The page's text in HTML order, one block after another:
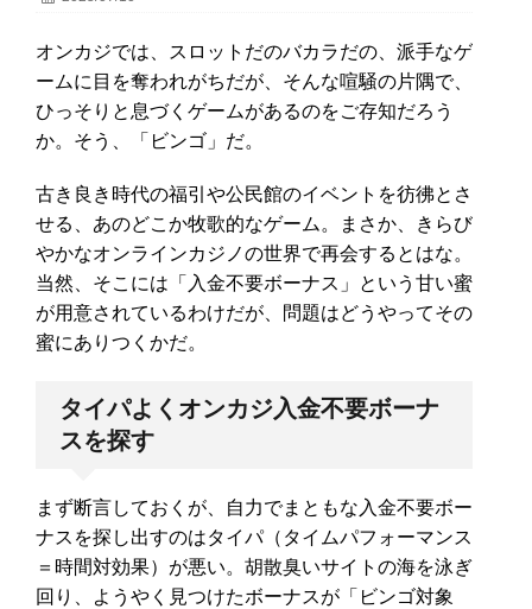
オンカジでは、スロットだのバカラだの、派手なゲ
ームに目を奪われがちだが、そんな喧騒の片隅で、
ひっそりと息づくゲームがあるのをご存知だろう
か。そう、「ビンゴ」だ。
古き良き時代の福引や公民館のイベントを彷彿とさ
せる、あのどこか牧歌的なゲーム。まさか、きらび
やかなオンラインカジノの世界で再会するとはな。
当然、そこには「入金不要ボーナス」という甘い蜜
が用意されているわけだが、問題はどうやってその
蜜にありつくかだ。
タイパよくオンカジ入金不要ボーナ
スを探す
まず断言しておくが、自力でまともな入金不要ボー
ナスを探し出すのはタイパ（タイムパフォーマンス
＝時間対効果）が悪い。胡散臭いサイトの海を泳ぎ
回り、ようやく見つけたボーナスが「ビンゴ対象